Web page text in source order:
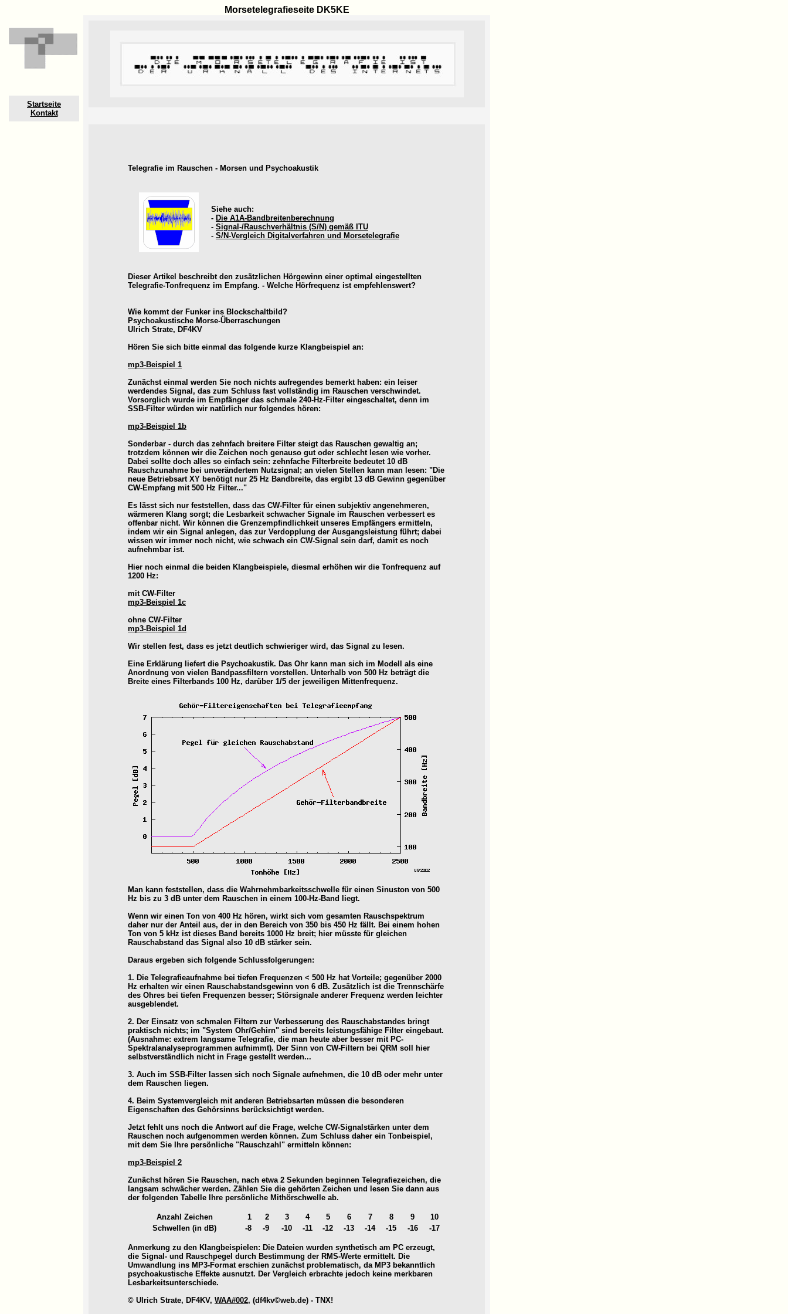
Startseite
Kontakt
Morsetelegrafieseite DK5KE
Telegrafie im Rauschen - Morsen und Psychoakustik
Siehe auch:
- Die A1A-Bandbreitenberechnung
- Signal-/Rauschverhältnis (S/N) gemäß ITU
- S/N-Vergleich Digitalverfahren und Morsetelegrafie
Dieser Artikel beschreibt den zusätzlichen Hörgewinn einer optimal eingestellten
Telegrafie-Tonfrequenz im Empfang. - Welche Hörfrequenz ist empfehlenswert?
Wie kommt der Funker ins Blockschaltbild?
Psychoakustische Morse-Überraschungen
Ulrich Strate, DF4KV
Hören Sie sich bitte einmal das folgende kurze Klangbeispiel an:
mp3-Beispiel 1
Zunächst einmal werden Sie noch nichts aufregendes bemerkt haben: ein leiser
werdendes Signal, das zum Schluss fast vollständig im Rauschen verschwindet.
Vorsorglich wurde im Empfänger das schmale 240-Hz-Filter eingeschaltet, denn im
SSB-Filter würden wir natürlich nur folgendes hören:
mp3-Beispiel 1b
Sonderbar - durch das zehnfach breitere Filter steigt das Rauschen gewaltig an;
trotzdem können wir die Zeichen noch genauso gut oder schlecht lesen wie vorher.
Dabei sollte doch alles so einfach sein: zehnfache Filterbreite bedeutet 10 dB
Rauschzunahme bei unverändertem Nutzsignal; an vielen Stellen kann man lesen: "Die
neue Betriebsart XY benötigt nur 25 Hz Bandbreite, das ergibt 13 dB Gewinn gegenüber
CW-Empfang mit 500 Hz Filter..."
Es lässt sich nur feststellen, dass das CW-Filter für einen subjektiv angenehmeren,
wärmeren Klang sorgt; die Lesbarkeit schwacher Signale im Rauschen verbessert es
offenbar nicht. Wir können die Grenzempfindlichkeit unseres Empfängers ermitteln,
indem wir ein Signal anlegen, das zur Verdopplung der Ausgangsleistung führt; dabei
wissen wir immer noch nicht, wie schwach ein CW-Signal sein darf, damit es noch
aufnehmbar ist.
Hier noch einmal die beiden Klangbeispiele, diesmal erhöhen wir die Tonfrequenz auf
1200 Hz:
mit CW-Filter
mp3-Beispiel 1c
ohne CW-Filter
mp3-Beispiel 1d
Wir stellen fest, dass es jetzt deutlich schwieriger wird, das Signal zu lesen.
Eine Erklärung liefert die Psychoakustik. Das Ohr kann man sich im Modell als eine
Anordnung von vielen Bandpassfiltern vorstellen. Unterhalb von 500 Hz beträgt die
Breite eines Filterbands 100 Hz, darüber 1/5 der jeweiligen Mittenfrequenz.
Man kann feststellen, dass die Wahrnehmbarkeitsschwelle für einen Sinuston von 500
Hz bis zu 3 dB unter dem Rauschen in einem 100-Hz-Band liegt.
Wenn wir einen Ton von 400 Hz hören, wirkt sich vom gesamten Rauschspektrum
daher nur der Anteil aus, der in den Bereich von 350 bis 450 Hz fällt. Bei einem hohen
Ton von 5 kHz ist dieses Band bereits 1000 Hz breit; hier müsste für gleichen
Rauschabstand das Signal also 10 dB stärker sein.
Daraus ergeben sich folgende Schlussfolgerungen:
1. Die Telegrafieaufnahme bei tiefen Frequenzen < 500 Hz hat Vorteile; gegenüber 2000
Hz erhalten wir einen Rauschabstandsgewinn von 6 dB. Zusätzlich ist die Trennschärfe
des Ohres bei tiefen Frequenzen besser; Störsignale anderer Frequenz werden leichter
ausgeblendet.
2. Der Einsatz von schmalen Filtern zur Verbesserung des Rauschabstandes bringt
praktisch nichts; im "System Ohr/Gehirn" sind bereits leistungsfähige Filter eingebaut.
(Ausnahme: extrem langsame Telegrafie, die man heute aber besser mit PC-
Spektralanalyseprogrammen aufnimmt). Der Sinn von CW-Filtern bei QRM soll hier
selbstverständlich nicht in Frage gestellt werden...
3. Auch im SSB-Filter lassen sich noch Signale aufnehmen, die 10 dB oder mehr unter
dem Rauschen liegen.
4. Beim Systemvergleich mit anderen Betriebsarten müssen die besonderen
Eigenschaften des Gehörsinns berücksichtigt werden.
Jetzt fehlt uns noch die Antwort auf die Frage, welche CW-Signalstärken unter dem
Rauschen noch aufgenommen werden können. Zum Schluss daher ein Tonbeispiel,
mit dem Sie Ihre persönliche "Rauschzahl" ermitteln können:
mp3-Beispiel 2
Zunächst hören Sie Rauschen, nach etwa 2 Sekunden beginnen Telegrafiezeichen, die
langsam schwächer werden. Zählen Sie die gehörten Zeichen und lesen Sie dann aus
der folgenden Tabelle Ihre persönliche Mithörschwelle ab.
Anzahl Zeichen 1 2 3 4 5 6 7 8 9
10
Schwellen (in dB)
-8 -9 -10 -11 -12 -13 -14 -15 -16 -17
Anmerkung zu den Klangbeispielen: Die Dateien wurden synthetisch am PC erzeugt,
die Signal- und Rauschpegel durch Bestimmung der RMS-Werte ermittelt. Die
Umwandlung ins MP3-Format erschien zunächst problematisch, da MP3 bekanntlich
psychoakustische Effekte ausnutzt. Der Vergleich erbrachte jedoch keine merkbaren
Lesbarkeitsunterschiede.
© Ulrich Strate, DF4KV, WAA#002, (df4kv©web.de) - TNX!